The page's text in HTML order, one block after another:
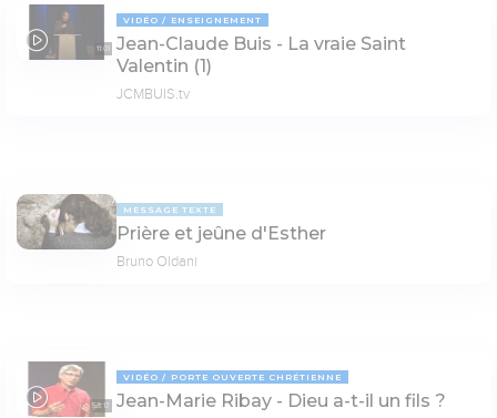
11:01
VIDÉO ENSEIGNEMENT
Jean-Claude Buis - La vraie Saint
Valentin (1)
JCMBUIS.tv
MESSAGE TEXTE
Prière et jeûne d'Esther
Bruno Oldani
53:17
VIDÉO PORTE OUVERTE CHRÉTIENNE
Jean-Marie Ribay - Dieu a-t-il un fils ?